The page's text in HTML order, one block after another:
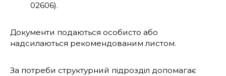
02606).
Документи подаються особисто або
надсилаються рекомендованим листом.
За потреби структурний підрозділ допомагає